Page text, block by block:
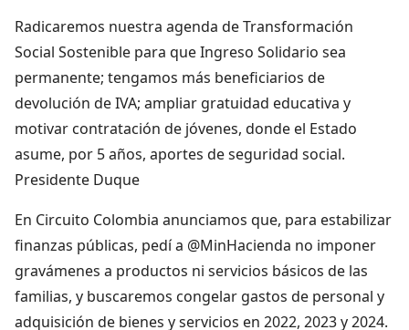
Radicaremos nuestra agenda de Transformación
Social Sostenible para que Ingreso Solidario sea
permanente; tengamos más beneficiarios de
devolución de IVA; ampliar gratuidad educativa y
motivar contratación de jóvenes, donde el Estado
asume, por 5 años, aportes de seguridad social.
Presidente Duque
En Circuito Colombia anunciamos que, para estabilizar
finanzas públicas, pedí a @MinHacienda no imponer
gravámenes a productos ni servicios básicos de las
familias, y buscaremos congelar gastos de personal y
adquisición de bienes y servicios en 2022, 2023 y 2024.